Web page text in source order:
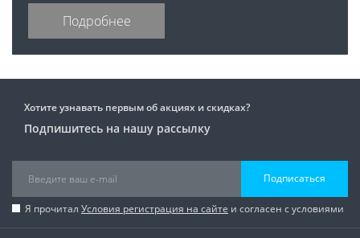
Подробнее
Хотите узнавать первым об акциях и скидках?
Подпишитесь на нашу рассылку
Подписаться
Я прочитал Условия регистрация на сайте и согласен с условиями